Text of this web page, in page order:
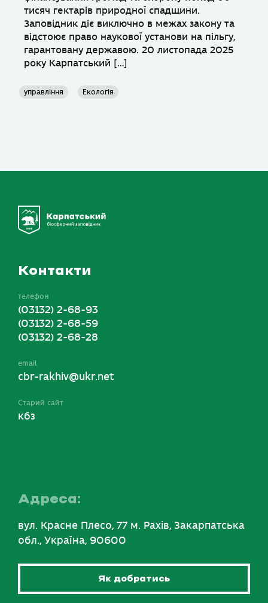
тисяч гектарів природної спадщини.
Заповідник діє виключно в межах закону та
відстоює право наукової установи на пільгу,
гарантовану державою. 20 листопада 2025
року Карпатський […]
управління Екологія
Контакти
телефон
(03132) 2-68-93
(03132) 2-68-59
(03132) 2-68-28
email
cbr-rakhiv@ukr.net
Старий сайт
кбз
Адреса:
вул. Красне Плесо, 77 м. Рахів, Закарпатська
обл., Україна, 90600
Як добратись